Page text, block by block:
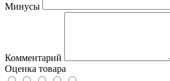
Минусы
Комментарий
Оценка товара